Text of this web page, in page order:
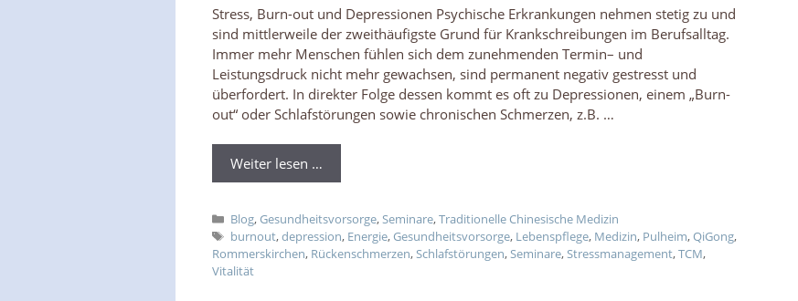
Stress, Burn-out und Depressionen Psychische Erkrankungen nehmen stetig zu und
sind mittlerweile der zweithäufigste Grund für Krankschreibungen im Berufsalltag.
Immer mehr Menschen fühlen sich dem zunehmenden Termin– und
Leistungsdruck nicht mehr gewachsen, sind permanent negativ gestresst und
überfordert. In direkter Folge dessen kommt es oft zu Depressionen, einem „Burn-
out“ oder Schlafstörungen sowie chronischen Schmerzen, z.B. …
Weiter lesen …
Kategorien
Blog,Gesundheitsvorsorge,Seminare,Traditionelle Chinesische Medizin
Schlagwörter
burnout,depression, Energie,Gesundheitsvorsorge, Lebenspflege, Medizin, Pulheim,QiGong,
Rommerskirchen, Rückenschmerzen,Schlafstörungen,Seminare,Stressmanagement,TCM,
Vitalität